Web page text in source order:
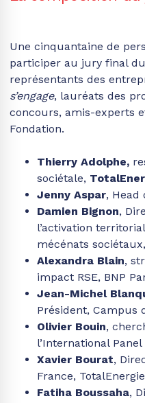
Une cinquantaine de
participer au jury final
représentants des
s’engage , lauréats des
concours, amis-experts
Fondation
Thierry Adolphe,
sociétale,
Jenny Aspar ,
Damien Bignon ,
l’activation
mécénats
Alexandra Blain ,
impact RSE, BNP
Jean-Michel
Président, Campus
Olivier Bouin ,
l’International
Xavier Bourat ,
France,
Fatiha Boussaha
,